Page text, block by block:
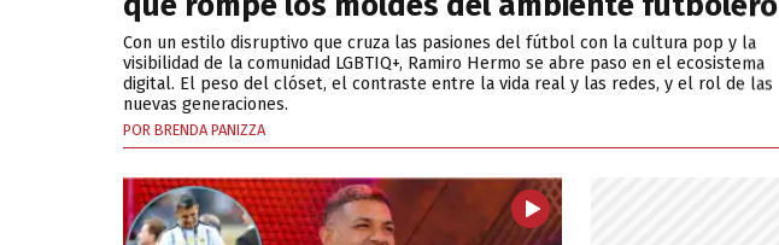
Con un estilo disruptivo que cruza las pasiones del fútbol con la cultura pop y la
visibilidad de la comunidad LGBTIQ+, Ramiro Hermo se abre paso en el ecosistema
digital. El peso del clóset, el contraste entre la vida real y las redes, y el rol de las
nuevas generaciones.
POR BRENDA PANIZZA